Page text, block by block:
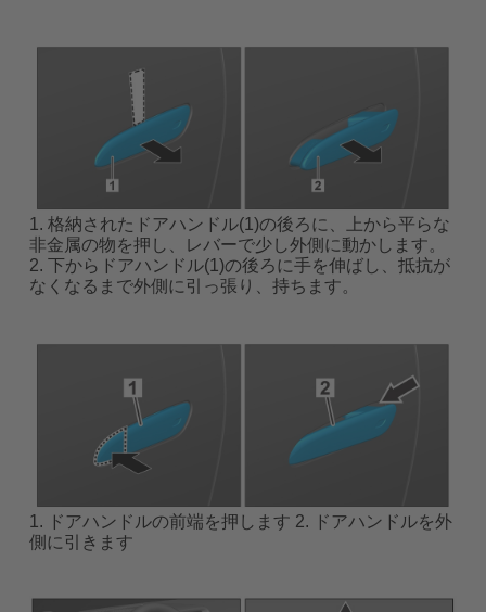
1. 格納されたドアハンドル(1)の後ろに、上から平らな
非金属の物を押し、レバーで少し外側に動かします。
2. 下からドアハンドル(1)の後ろに手を伸ばし、抵抗が
なくなるまで外側に引っ張り、持ちます。
1. ドアハンドルの前端を押します 2. ドアハンドルを外
側に引きます